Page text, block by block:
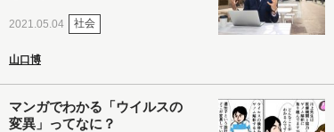
2021.05.04 社会
山口博
マンガでわかる「ウイルスの
変異」ってなに？